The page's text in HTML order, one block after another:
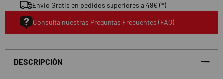
Envio Gratis en pedidos superiores a 49€ (*)
Consulta nuestras Preguntas Frecuentes (FAQ)
DESCRIPCIÓN